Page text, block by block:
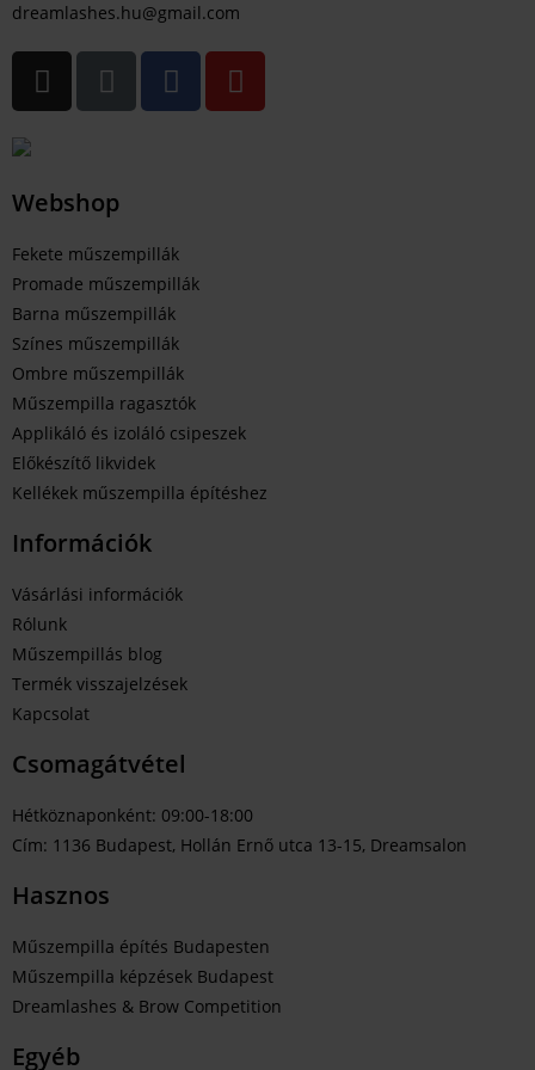
dreamlashes.hu@gmail.com
Webshop
Fekete műszempillák
Promade műszempillák
Barna műszempillák
Színes műszempillák
Ombre műszempillák
Műszempilla ragasztók
Applikáló és izoláló csipeszek
Előkészítő likvidek
Kellékek műszempilla építéshez
Információk
Vásárlási információk
Rólunk
Műszempillás blog
Termék visszajelzések
Kapcsolat
Csomagátvétel
Hétköznaponként: 09:00-18:00
Cím: 1136 Budapest, Hollán Ernő utca 13-15, Dreamsalon
Hasznos
Műszempilla építés Budapesten
Műszempilla képzések Budapest
Dreamlashes & Brow Competition
Egyéb